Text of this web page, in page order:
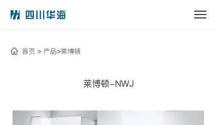
首页 > 产品>莱博顿
莱博顿-NWJ